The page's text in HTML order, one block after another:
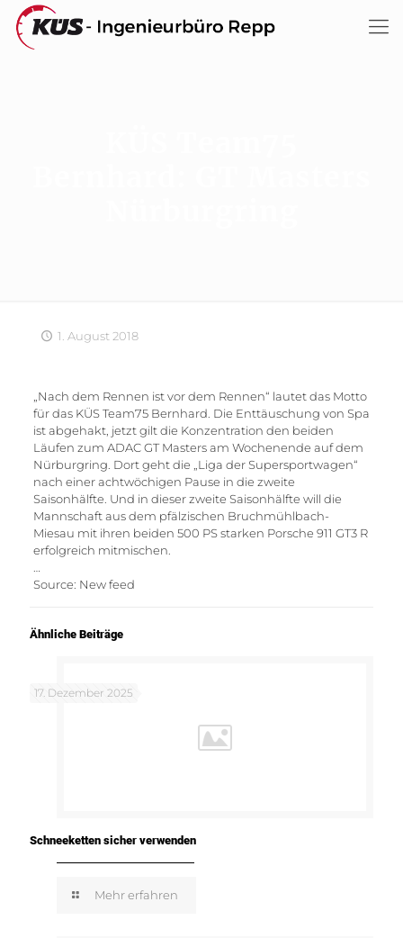
1. August 2018
„Nach dem Rennen ist vor dem Rennen“ lautet das Motto
für das KÜS Team75 Bernhard. Die Enttäuschung von Spa
ist abgehakt, jetzt gilt die Konzentration den beiden
Läufen zum ADAC GT Masters am Wochenende auf dem
Nürburgring. Dort geht die „Liga der Supersportwagen“
nach einer achtwöchigen Pause in die zweite
Saisonhälfte. Und in dieser zweite Saisonhälfte will die
Mannschaft aus dem pfälzischen Bruchmühlbach-
Miesau mit ihren beiden 500 PS starken Porsche 911 GT3 R
erfolgreich mitmischen.
Source: New feed
Ähnliche Beiträge
17. Dezember 2025
Schneeketten sicher verwenden
Mehr erfahren